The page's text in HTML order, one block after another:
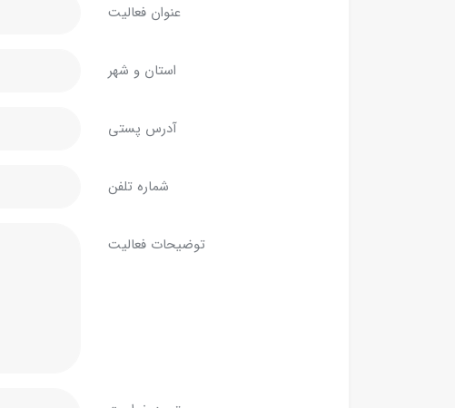
عنوان فعالیت
استان و شهر
آدرس پستی
شماره تلفن
توضیحات فعالیت